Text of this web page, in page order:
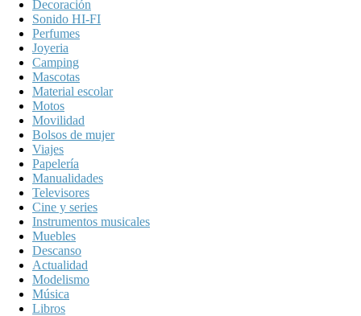
Decoración
Sonido HI-FI
Perfumes
Joyeria
Camping
Mascotas
Material escolar
Motos
Movilidad
Bolsos de mujer
Viajes
Papelería
Manualidades
Televisores
Cine y series
Instrumentos musicales
Muebles
Descanso
Actualidad
Modelismo
Música
Libros